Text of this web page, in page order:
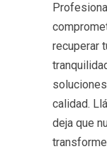
recuperar
calidad.
deja que